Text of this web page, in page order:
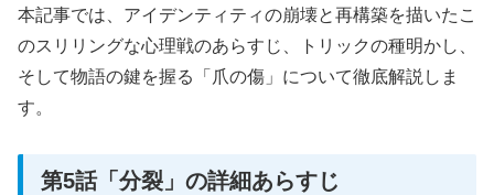
本記事では、アイデンティティの崩壊と再構築を描いたこ
のスリリングな心理戦のあらすじ、トリックの種明かし、
そして物語の鍵を握る「爪の傷」について徹底解説しま
す。
第5話「分裂」の詳細あらすじ